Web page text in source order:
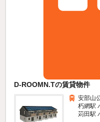
D-ROOMN.Tの賃貸物件
安部山
朽網駅
苅田駅